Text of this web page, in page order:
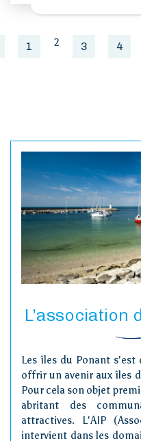
1 2 3 4
L’association
Les îles du Ponant
offrir un avenir aux îles
Pour cela son objet
abritant des
attractives. L'AIP
intervient dans les